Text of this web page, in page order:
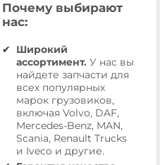
Почему выбирают
нас:
Широкий
ассортимент. У нас вы
найдете запчасти для
всех популярных
марок грузовиков,
включая Volvo, DAF,
Mercedes-Benz, MAN,
Scania, Renault Trucks
и Iveco и другие.